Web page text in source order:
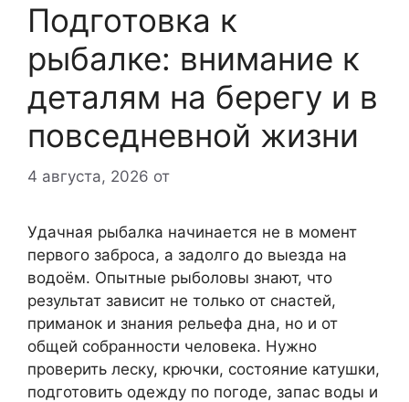
Подготовка к
рыбалке: внимание к
деталям на берегу и в
повседневной жизни
4 августа, 2026 от
Удачная рыбалка начинается не в момент
первого заброса, а задолго до выезда на
водоём. Опытные рыболовы знают, что
результат зависит не только от снастей,
приманок и знания рельефа дна, но и от
общей собранности человека. Нужно
проверить леску, крючки, состояние катушки,
подготовить одежду по погоде, запас воды и